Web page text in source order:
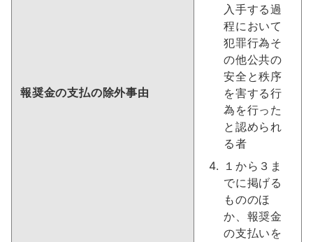
報奨金の支払の除外事由
入手する過
程において
犯罪行為そ
の他公共の
安全と秩序
を害する行
為を行った
と認められ
る者
１から３ま
でに掲げる
もののほ
か、報奨金
の支払いを